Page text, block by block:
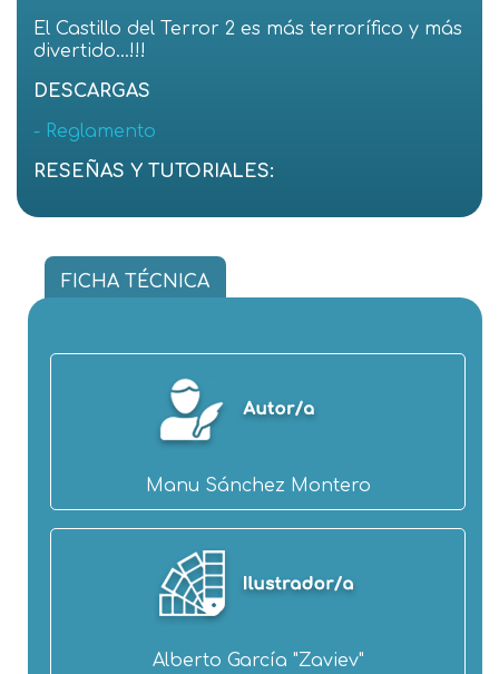
El Castillo del Terror 2 es más terrorífico y más
divertido...!!!
DESCARGAS
- Reglamento
RESEÑAS Y TUTORIALES:
FICHA TÉCNICA
Manu Sánchez Montero
Alberto García "Zaviev"